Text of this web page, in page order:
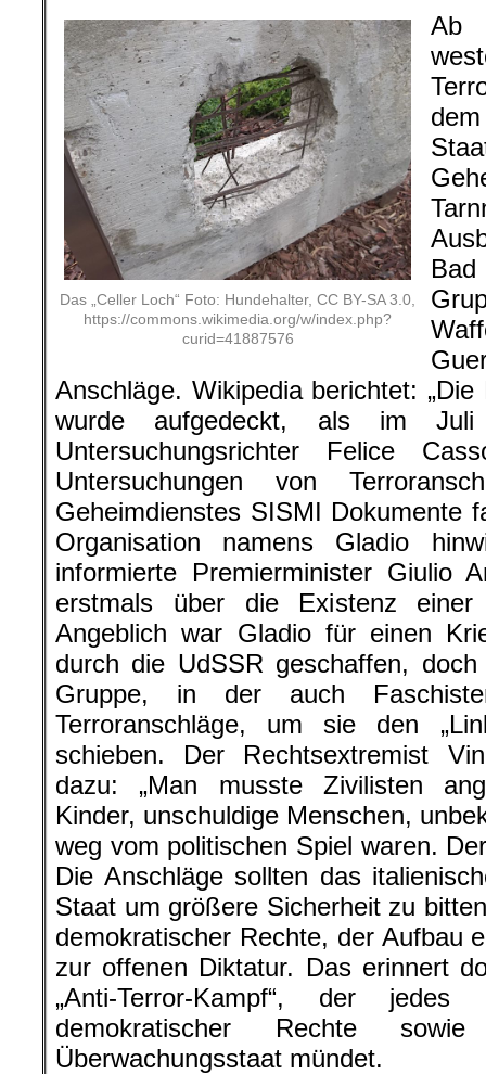
Das „Celler Loch“ Foto: Hundehalter, CC BY-SA 3.0,
https://commons.wikimedia.org/w/index.php?
curid=41887576
Ab
Anschläge. Wikipedia berichtet:
wurde aufgedeckt, als im
Untersuchungsrichter Felice
Untersuchungen von
Geheimdienstes SISMI Dokumente
Organisation namens Gladio
informierte Premierminister Giulio
erstmals über die Existenz einer
Angeblich war Gladio für einen
durch die UdSSR geschaffen,
Gruppe, in der auch
Terroranschläge, um sie den
schieben. Der Rechtsextremist
dazu: „Man musste Zivilisten
Kinder, unschuldige Menschen,
weg vom politischen Spiel waren.
Die Anschläge sollten das
Staat um größere Sicherheit zu
demokratischer Rechte, der Aufbau
zur offenen Diktatur. Das erinnert
„Anti-Terror-Kampf“, der
demokratischer Rechte
Überwachungsstaat mündet.